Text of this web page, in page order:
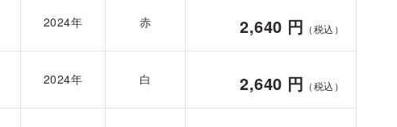
2024年 赤 2,640 円 （税込）
2024年 白 2,640 円 （税込）